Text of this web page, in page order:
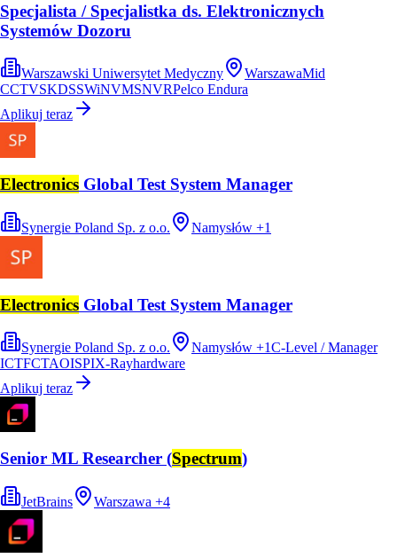
Specjalista / Specjalistka ds. Elektronicznych
Systemów Dozoru
Warszawski Uniwersytet Medyczny WarszawaMid
CCTVSKDSSWiNVMSNVRPelco Endura
Aplikuj teraz
Electronics Global Test System Manager
Synergie Poland Sp. z o.o. Namysłów +1
Electronics Global Test System Manager
Synergie Poland Sp. z o.o. Namysłów +1C-Level / Manager
ICTFCTAOISPIX-Rayhardware
Aplikuj teraz
Senior ML Researcher (Spectrum)
JetBrains Warszawa +4